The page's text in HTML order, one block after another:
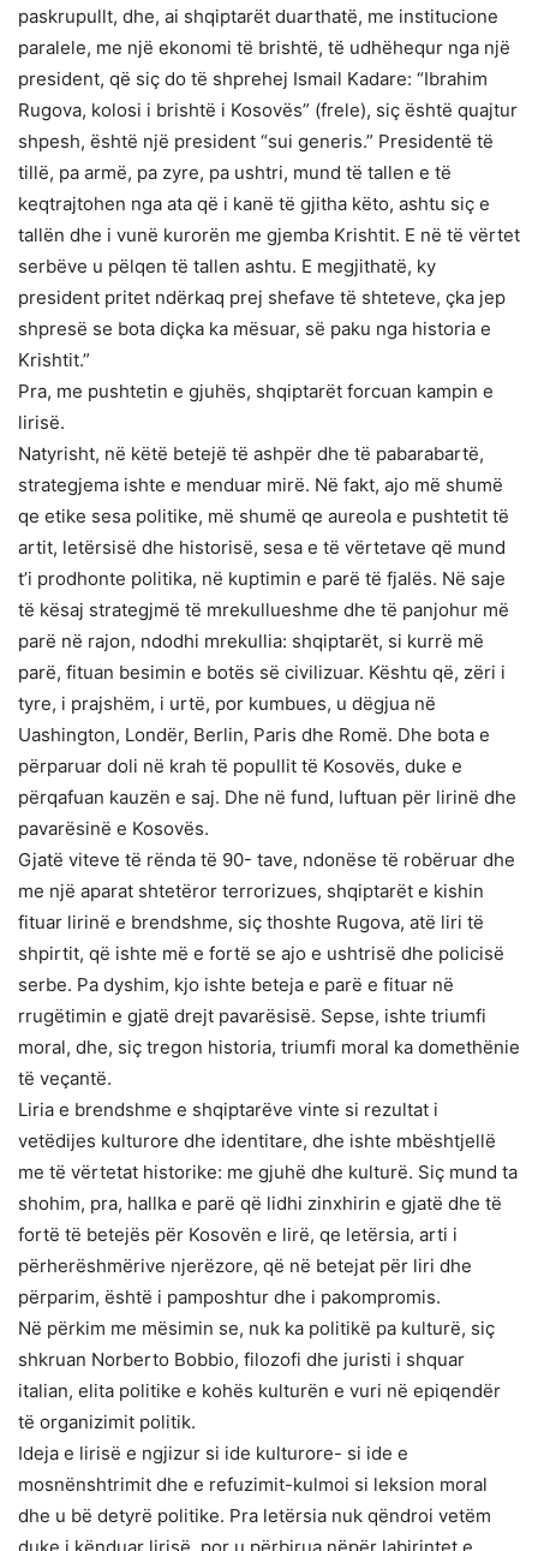
paskrupullt, dhe, ai shqiptarët duarthatë, me institucione
paralele, me një ekonomi të brishtë, të udhëhequr nga një
president, që siç do të shprehej Ismail Kadare: “Ibrahim
Rugova, kolosi i brishtë i Kosovës” (frele), siç është quajtur
shpesh, është një president “sui generis.” Presidentë të
tillë, pa armë, pa zyre, pa ushtri, mund të tallen e të
keqtrajtohen nga ata që i kanë të gjitha këto, ashtu siç e
tallën dhe i vunë kurorën me gjemba Krishtit. E në të vërtet
serbëve u pëlqen të tallen ashtu. E megjithatë, ky
president pritet ndërkaq prej shefave të shteteve, çka jep
shpresë se bota diçka ka mësuar, së paku nga historia e
Krishtit.”
Pra, me pushtetin e gjuhës, shqiptarët forcuan kampin e
lirisë.
Natyrisht, në këtë betejë të ashpër dhe të pabarabartë,
strategjema ishte e menduar mirë. Në fakt, ajo më shumë
qe etike sesa politike, më shumë qe aureola e pushtetit të
artit, letërsisë dhe historisë, sesa e të vërtetave që mund
t’i prodhonte politika, në kuptimin e parë të fjalës. Në saje
të kësaj strategjmë të mrekullueshme dhe të panjohur më
parë në rajon, ndodhi mrekullia: shqiptarët, si kurrë më
parë, fituan besimin e botës së civilizuar. Kështu që, zëri i
tyre, i prajshëm, i urtë, por kumbues, u dëgjua në
Uashington, Londër, Berlin, Paris dhe Romë. Dhe bota e
përparuar doli në krah të popullit të Kosovës, duke e
përqafuan kauzën e saj. Dhe në fund, luftuan për lirinë dhe
pavarësinë e Kosovës.
Gjatë viteve të rënda të 90- tave, ndonëse të robëruar dhe
me një aparat shtetëror terrorizues, shqiptarët e kishin
fituar lirinë e brendshme, siç thoshte Rugova, atë liri të
shpirtit, që ishte më e fortë se ajo e ushtrisë dhe policisë
serbe. Pa dyshim, kjo ishte beteja e parë e fituar në
rrugëtimin e gjatë drejt pavarësisë. Sepse, ishte triumfi
moral, dhe, siç tregon historia, triumfi moral ka domethënie
të veçantë.
Liria e brendshme e shqiptarëve vinte si rezultat i
vetëdijes kulturore dhe identitare, dhe ishte mbështjellë
me të vërtetat historike: me gjuhë dhe kulturë. Siç mund ta
shohim, pra, hallka e parë që lidhi zinxhirin e gjatë dhe të
fortë të betejës për Kosovën e lirë, qe letërsia, arti i
përherëshmërive njerëzore, që në betejat për liri dhe
përparim, është i pamposhtur dhe i pakompromis.
Në përkim me mësimin se, nuk ka politikë pa kulturë, siç
shkruan Norberto Bobbio, filozofi dhe juristi i shquar
italian, elita politike e kohës kulturën e vuri në epiqendër
të organizimit politik.
Ideja e lirisë e ngjizur si ide kulturore- si ide e
mosnënshtrimit dhe e refuzimit-kulmoi si leksion moral
dhe u bë detyrë politike. Pra letërsia nuk qëndroi vetëm